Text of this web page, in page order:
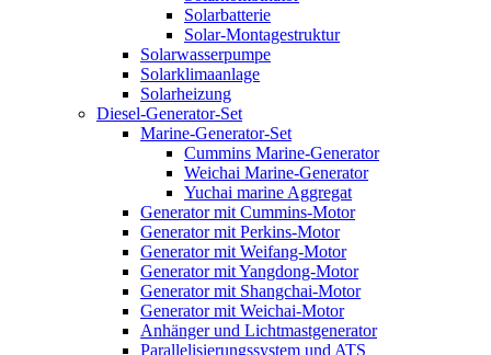
Solarbatterie
Solar-Montagestruktur
Solarwasserpumpe
Solarklimaanlage
Solarheizung
Diesel-Generator-Set
Marine-Generator-Set
Cummins Marine-Generator
Weichai Marine-Generator
Yuchai marine Aggregat
Generator mit Cummins-Motor
Generator mit Perkins-Motor
Generator mit Weifang-Motor
Generator mit Yangdong-Motor
Generator mit Shangchai-Motor
Generator mit Weichai-Motor
Anhänger und Lichtmastgenerator
Parallelisierungssystem und ATS